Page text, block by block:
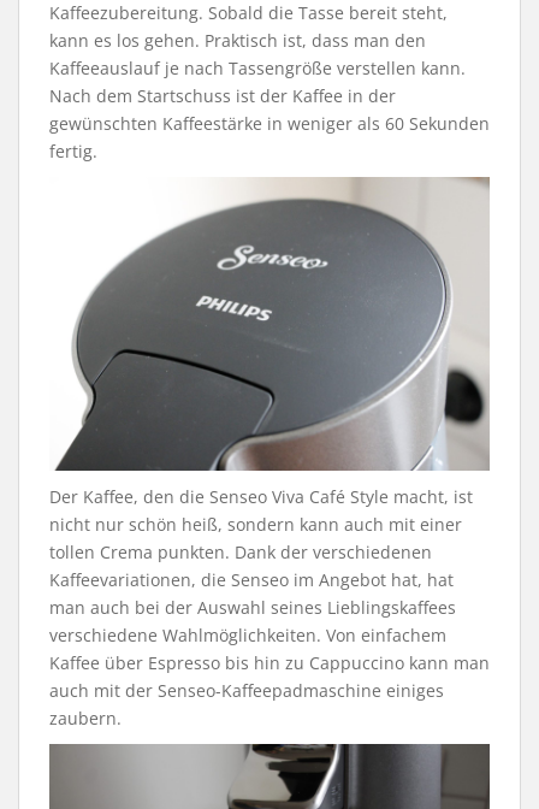
Kaffeezubereitung. Sobald die Tasse bereit steht,
kann es los gehen. Praktisch ist, dass man den
Kaffeeauslauf je nach Tassengröße verstellen kann.
Nach dem Startschuss ist der Kaffee in der
gewünschten Kaffeestärke in weniger als 60 Sekunden
fertig.
Der Kaffee, den die Senseo Viva Café Style macht, ist
nicht nur schön heiß, sondern kann auch mit einer
tollen Crema punkten. Dank der verschiedenen
Kaffeevariationen, die Senseo im Angebot hat, hat
man auch bei der Auswahl seines Lieblingskaffees
verschiedene Wahlmöglichkeiten. Von einfachem
Kaffee über Espresso bis hin zu Cappuccino kann man
auch mit der Senseo-Kaffeepadmaschine einiges
zaubern.